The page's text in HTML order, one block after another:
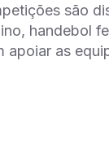
são
handebol
apoiar as